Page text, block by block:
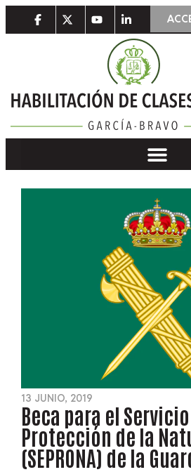
13 JUNIO, 2019
Beca para el
Protección de la
(SEPRONA) de la